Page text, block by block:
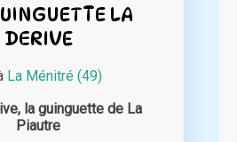
LA
DERIVE
La Ménitré (49)
la guinguette de La
Piautre